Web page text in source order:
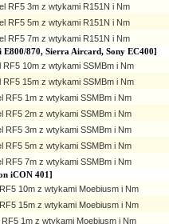
RF5 3m z wtykami R151N i Nm
RF5 5m z wtykami R151N i Nm
RF5 7m z wtykami R151N i Nm
870, Sierra Aircard, Sony EC400]
RF5 10m z wtykami SSMBm i Nm
RF5 15m z wtykami SSMBm i Nm
RF5 1m z wtykami SSMBm i Nm
RF5 2m z wtykami SSMBm i Nm
RF5 3m z wtykami SSMBm i Nm
RF5 5m z wtykami SSMBm i Nm
RF5 7m z wtykami SSMBm i Nm
iCON 401]
10m z wtykami Moebiusm i Nm
15m z wtykami Moebiusm i Nm
RF5 1m z wtykami Moebiusm i Nm